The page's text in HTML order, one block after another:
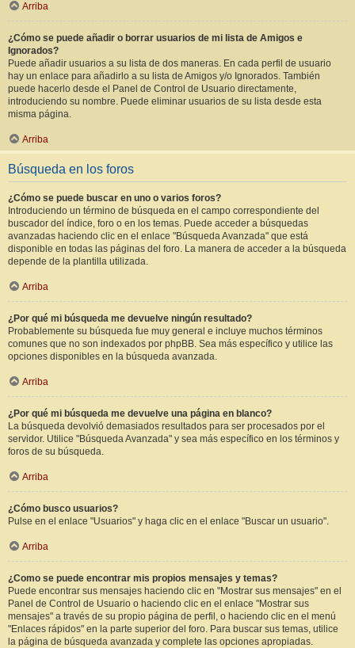
Arriba
¿Cómo se puede añadir o borrar usuarios de mi lista de Amigos e
Ignorados?
Puede añadir usuarios a su lista de dos maneras. En cada perfil de usuario
hay un enlace para añadirlo a su lista de Amigos y/o Ignorados. También
puede hacerlo desde el Panel de Control de Usuario directamente,
introduciendo su nombre. Puede eliminar usuarios de su lista desde esta
misma página.
Arriba
Búsqueda en los foros
¿Cómo se puede buscar en uno o varios foros?
Introduciendo un término de búsqueda en el campo correspondiente del
buscador del índice, foro o en los temas. Puede acceder a búsquedas
avanzadas haciendo clic en el enlace "Búsqueda Avanzada" que está
disponible en todas las páginas del foro. La manera de acceder a la búsqueda
depende de la plantilla utilizada.
Arriba
¿Por qué mi búsqueda me devuelve ningún resultado?
Probablemente su búsqueda fue muy general e incluye muchos términos
comunes que no son indexados por phpBB. Sea más específico y utilice las
opciones disponibles en la búsqueda avanzada.
Arriba
¿Por qué mi búsqueda me devuelve una página en blanco?
La búsqueda devolvió demasiados resultados para ser procesados por el
servidor. Utilice "Búsqueda Avanzada" y sea más específico en los términos y
foros de su búsqueda.
Arriba
¿Cómo busco usuarios?
Pulse en el enlace "Usuarios" y haga clic en el enlace "Buscar un usuario".
Arriba
¿Como se puede encontrar mis propios mensajes y temas?
Puede encontrar sus mensajes haciendo clic en "Mostrar sus mensajes" en el
Panel de Control de Usuario o haciendo clic en el enlace "Mostrar sus
mensajes" a través de su propio página de perfil, o haciendo clic en el menú
"Enlaces rápidos" en la parte superior del foro. Para buscar sus temas, utilice
la página de búsqueda avanzada y complete las opciones apropiadas.